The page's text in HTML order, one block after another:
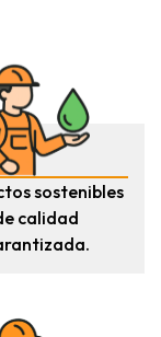
sostenibles
calidad